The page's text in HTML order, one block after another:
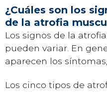
¿Cuáles son los
de la atrofia
Los signos de la
pueden variar. En
aparecen los
Los cinco tipos de